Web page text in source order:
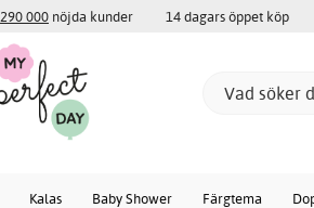
290 000 nöjda kunder 14 dagars öppet köp
Kalas Baby Shower Färgtema